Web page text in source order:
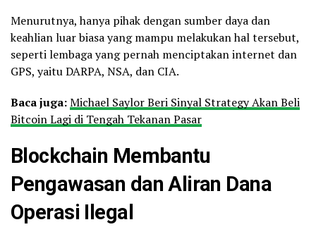
Menurutnya, hanya pihak dengan sumber daya dan
keahlian luar biasa yang mampu melakukan hal tersebut,
seperti lembaga yang pernah menciptakan internet dan
GPS, yaitu DARPA, NSA, dan CIA.
Baca juga:Michael Saylor Beri Sinyal Strategy Akan Beli
Bitcoin Lagi di Tengah Tekanan Pasar
Blockchain Membantu
Pengawasan dan Aliran Dana
Operasi Ilegal